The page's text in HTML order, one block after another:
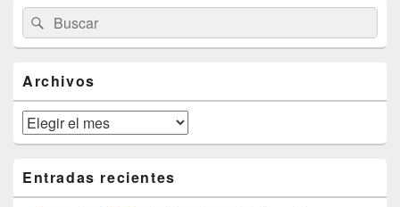
área
de
widget
lateral
primaria
Buscar
por:
Buscar
Archivos
Archivos
Entradas recientes